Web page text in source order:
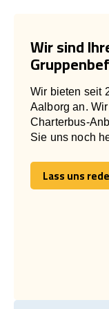
Wir sind
Wir bieten seit
Aalborg an.
Charterbus-
Sie uns noch
Lass uns
Lass uns